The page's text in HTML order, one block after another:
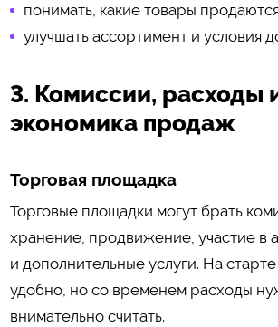
понимать, какие товары
улучшать ассортимент и условия
3. Комиссии, расходы
экономика продаж
Торговая площадка
Торговые площадки могут брать
хранение, продвижение, участие в
и дополнительные услуги. На
удобно, но со временем расходы
внимательно считать.